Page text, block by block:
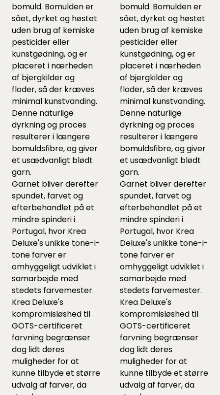
bomuld. Bomulden er
sået, dyrket og høstet
uden brug af kemiske
pesticider eller
kunstgødning, og er
placeret i nærheden
af bjergkilder og
floder, så der kræves
minimal kunstvanding.
Denne naturlige
dyrkning og proces
resulterer i længere
bomuldsfibre, og giver
et usædvanligt blødt
garn.
Garnet bliver derefter
spundet, farvet og
efterbehandlet på et
mindre spinderi i
Portugal, hvor Krea
Deluxe's unikke tone-i-
tone farver er
omhyggeligt udviklet i
samarbejde med
stedets farvemester.
Krea Deluxe's
kompromisløshed til
GOTS-certificeret
farvning begrænser
dog lidt deres
muligheder for at
kunne tilbyde et større
udvalg af farver, da
bomuld. Bomulden er
sået, dyrket og høstet
uden brug af kemiske
pesticider eller
kunstgødning, og er
placeret i nærheden
af bjergkilder og
floder, så der kræves
minimal kunstvanding.
Denne naturlige
dyrkning og proces
resulterer i længere
bomuldsfibre, og giver
et usædvanligt blødt
garn.
Garnet bliver derefter
spundet, farvet og
efterbehandlet på et
mindre spinderi i
Portugal, hvor Krea
Deluxe's unikke tone-i-
tone farver er
omhyggeligt udviklet i
samarbejde med
stedets farvemester.
Krea Deluxe's
kompromisløshed til
GOTS-certificeret
farvning begrænser
dog lidt deres
muligheder for at
kunne tilbyde et større
udvalg af farver, da